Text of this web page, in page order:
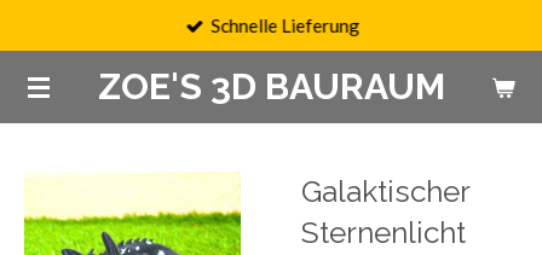
springen
ZOE'S 3D BAURAUM
Schnelle Lieferung
Galaktischer
Sternenlicht